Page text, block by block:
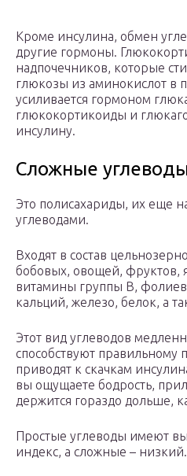
Кроме инсулина, обмен
другие гормоны.
надпочечников, которые
глюкозы из аминокислот в
усиливается гормоном
глюкокортикоиды и
инсулину.
Сложные
Это полисахариды, их еще
углеводами.
Входят в состав
бобовых, овощей, фруктов,
витамины группы В,
кальций, железо, белок, а
Этот вид углеводов
способствуют
приводят к скачкам
вы ощущаете бодрость,
держится гораздо дольше,
Простые углеводы имеют
индекс, а сложные – низкий.